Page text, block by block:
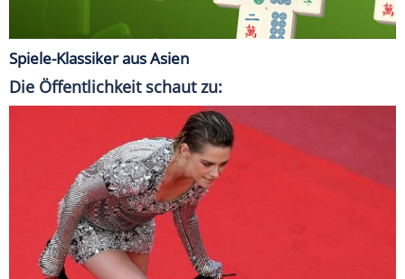
Spiele-Klassiker aus Asien
Die Öffentlichkeit schaut zu: